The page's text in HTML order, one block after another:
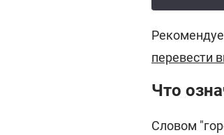
перевести
Что
Словом